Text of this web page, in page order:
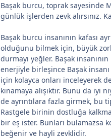
Başak burcu, toprak sayesinde
günlük işlerden zevk alırsınız.
Başak burcu insanının kafası
olduğunu bilmek için, büyük
durmayı yeğler. Başak
enerjiyle birleşince Başak
için kolayca onları inceleyerek
kınamaya alışıktır. Bunu da
de ayrıntılara fazla girmek, bu
Rastgele birinin dostluğa
bir eş ister. Bunları bulamazsa
beğenir ve hayli zevklidir.